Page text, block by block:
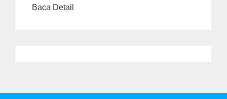
Baca Detail